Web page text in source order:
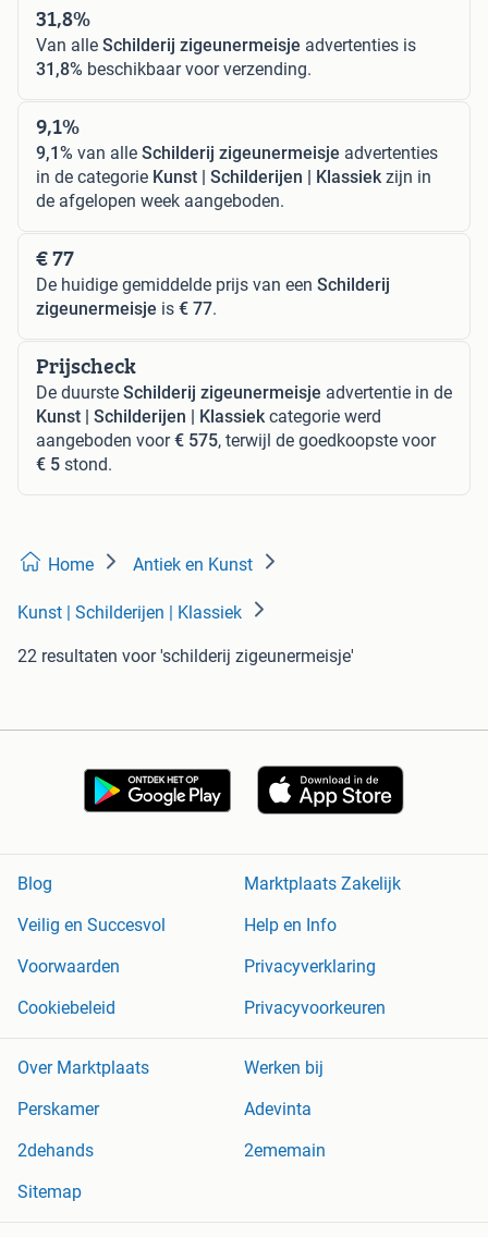
31,8%
Van alle Schilderij zigeunermeisje advertenties is
31,8% beschikbaar voor verzending.
9,1%
9,1% van alle Schilderij zigeunermeisje advertenties
in de categorie Kunst | Schilderijen | Klassiek zijn in
de afgelopen week aangeboden.
€ 77
De huidige gemiddelde prijs van een Schilderij
zigeunermeisje is € 77.
Prijscheck
De duurste Schilderij zigeunermeisje advertentie in de
Kunst | Schilderijen | Klassiek categorie werd
aangeboden voor€ 575, terwijl de goedkoopste voor
€ 5 stond.
Home Antiek en Kunst
Kunst | Schilderijen | Klassiek
22 resultaten voor 'schilderij zigeunermeisje'
Blog
Marktplaats Zakelijk
Veilig en Succesvol
Help en Info
Voorwaarden
Privacyverklaring
Cookiebeleid
Privacyvoorkeuren
Over Marktplaats
Werken bij
Perskamer
Adevinta
2dehands
2ememain
Sitemap